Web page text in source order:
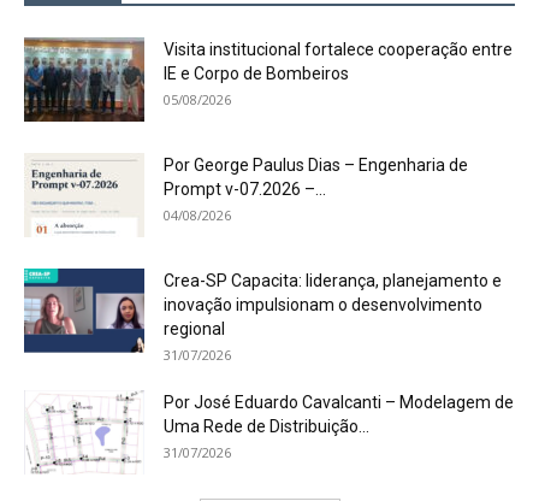
Visita institucional fortalece cooperação entre
IE e Corpo de Bombeiros
05/08/2026
Por George Paulus Dias – Engenharia de
Prompt v-07.2026 –...
04/08/2026
Crea-SP Capacita: liderança, planejamento e
inovação impulsionam o desenvolvimento
regional
31/07/2026
Por José Eduardo Cavalcanti – Modelagem de
Uma Rede de Distribuição...
31/07/2026